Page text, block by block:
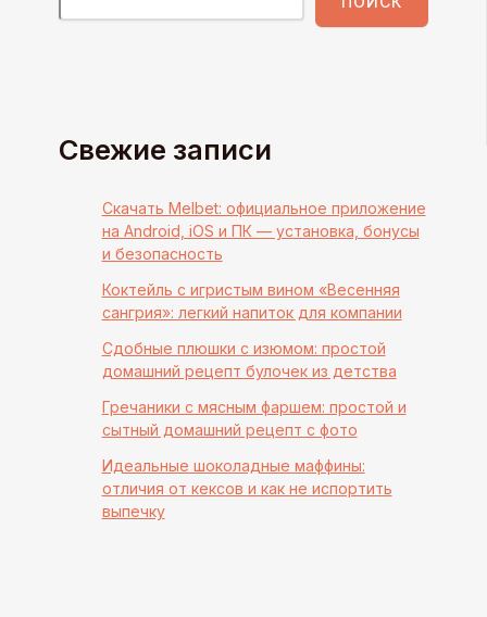
Свежие записи
Скачать Melbet: официальное приложение
на Android, iOS и ПК — установка, бонусы
и безопасность
Коктейль с игристым вином «Весенняя
сангрия»: легкий напиток для компании
Сдобные плюшки с изюмом: простой
домашний рецепт булочек из детства
Гречаники с мясным фаршем: простой и
сытный домашний рецепт с фото
Идеальные шоколадные маффины:
отличия от кексов и как не испортить
выпечку